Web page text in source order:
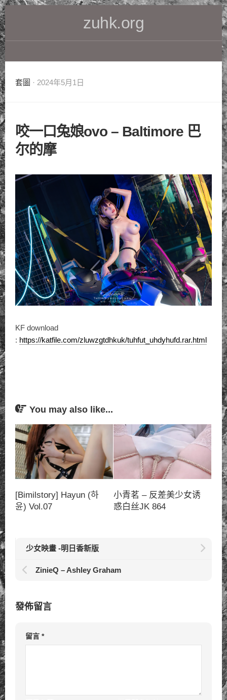
Skip
to
content
zuhk.org
套圖 · 2024年5月1日
咬一口兔娘ovo – Baltimore 巴
尔的摩
KF download
: https://katfile.com/zluwzgtdhkuk/tuhfut_uhdyhufd.rar.html
You may also like...
[Bimilstory] Hayun (하
윤) Vol.07
小青茗 – 反差美少女诱
惑白丝JK 864
少女映畫 -明日香新版
ZinieQ – Ashley Graham
發佈留言
留言 *